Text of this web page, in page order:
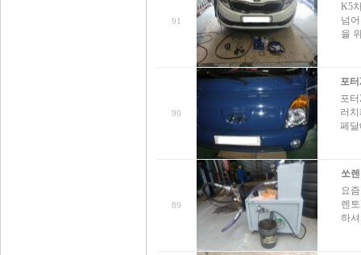
91
K5
넘
을
90
포
포
러
페
89
쏘
요
렌
하